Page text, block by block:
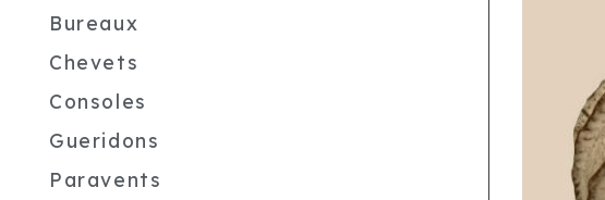
Bureaux
Chevets
Consoles
Gueridons
Paravents